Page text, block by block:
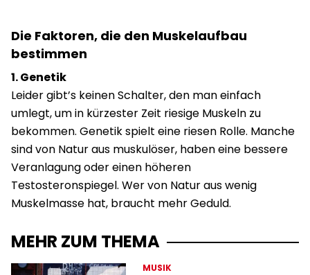
Die Faktoren, die den Muskelaufbau
bestimmen
1. Genetik
Leider gibt’s keinen Schalter, den man einfach
umlegt, um in kürzester Zeit riesige Muskeln zu
bekommen. Genetik spielt eine riesen Rolle. Manche
sind von Natur aus muskulöser, haben eine bessere
Veranlagung oder einen höheren
Testosteronspiegel. Wer von Natur aus wenig
Muskelmasse hat, braucht mehr Geduld.
MEHR ZUM THEMA
MUSIK